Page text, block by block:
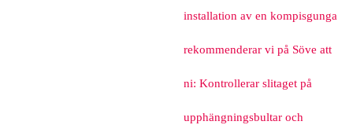
installation av en kompisgunga
rekommenderar vi på Söve att
ni: Kontrollerar slitaget på
upphängningsbultar och